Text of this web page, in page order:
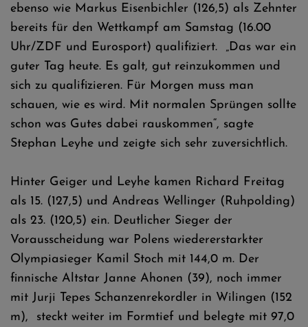
ebenso wie Markus Eisenbichler (126,5) als Zehnter
bereits für den Wettkampf am Samstag (16.00
Uhr/ZDF und Eurosport) qualifiziert. „Das war ein
guter Tag heute. Es galt, gut reinzukommen und
sich zu qualifizieren. Für Morgen muss man
schauen, wie es wird. Mit normalen Sprüngen sollte
schon was Gutes dabei rauskommen“, sagte
Stephan Leyhe und zeigte sich sehr zuversichtlich.
Hinter Geiger und Leyhe kamen Richard Freitag
als 15. (127,5) und Andreas Wellinger (Ruhpolding)
als 23. (120,5) ein. Deutlicher Sieger der
Vorausscheidung war Polens wiedererstarkter
Olympiasieger Kamil Stoch mit 144,0 m. Der
finnische Altstar Janne Ahonen (39), noch immer
mit Jurji Tepes Schanzenrekordler in Wilingen (152
m), steckt weiter im Formtief und belegte mit 97,0